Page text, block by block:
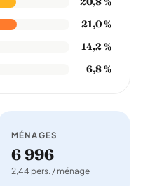
21,0 %
14,2 %
6,8 %
MÉNAGES
6 996
2,44 pers. / ménage